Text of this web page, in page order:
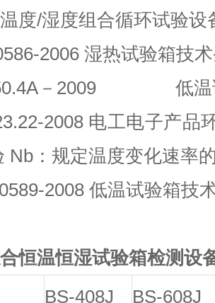
度/湿度组合循环试验设
2006 湿热试验箱技
－2009 低温
2008 电工电子产品
Nb：规定温度变化速率
2008 低温试验箱技
恒温恒湿试验箱检测设
BS-408J BS-608J